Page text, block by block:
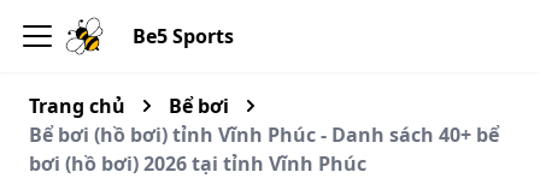
Be5 Sports
Trang chủ
Bể bơi
Bể bơi (hồ bơi) tỉnh Vĩnh Phúc - Danh sách 40+ bể
bơi (hồ bơi) 2026 tại tỉnh Vĩnh Phúc